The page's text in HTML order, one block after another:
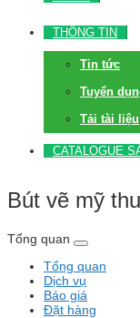
THÔNG TIN
Tin tức
Tuyển
Tải tài liệu
CATALOGUE
Bút vẽ mỹ
Tổng quan
Tổng quan
Dịch vụ
Báo giá
Đặt hàng